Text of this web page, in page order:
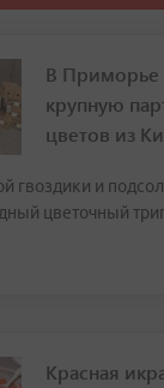
В Приморье
крупную
цветов из
гвоздики и
цветочный
Красная